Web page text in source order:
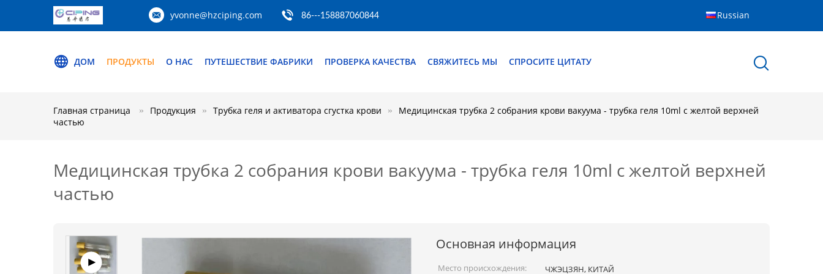
yvonne@hzciping.com 86---158887060844 Russian
ДОМ ПРОДУКТЫ О НАС ПУТЕШЕСТВИЕ ФАБРИКИ ПРОВЕРКА КАЧЕСТВА СВЯЖИТЕСЬ МЫ СПРОСИТЕ ЦИТАТУ
Главная страница Продукция Трубка геля и активатора сгустка крови
Медицинская трубка 2 собрания крови вакуума - трубка геля 10ml с желтой верхней
частью
Медицинская трубка 2 собрания крови вакуума - трубка геля 10ml с желтой верхней
частью
Основная информация
Место происхождения:
ЧЖЭЦЗЯН, КИТАЙ